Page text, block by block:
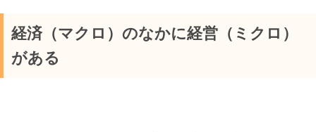
経済（マクロ）のなかに経営（ミクロ）
がある